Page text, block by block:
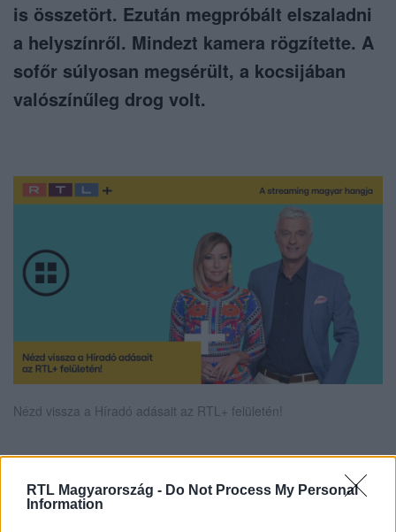
RTL Magyarország - Do Not Process My Personal
Information
is összetört. Ezután megpróbált elszaladni
a helyszínről. Mindezt kamera rögzítette. A
sofőr súlyosan megsérült, a kocsijában
valószínűleg drog volt.
Nézd vissza a Híradó adásait az RTL+ felületén!
Itt állítsd be, hogy az RTL.hu az elsők között
legyen a Google-találatokban!